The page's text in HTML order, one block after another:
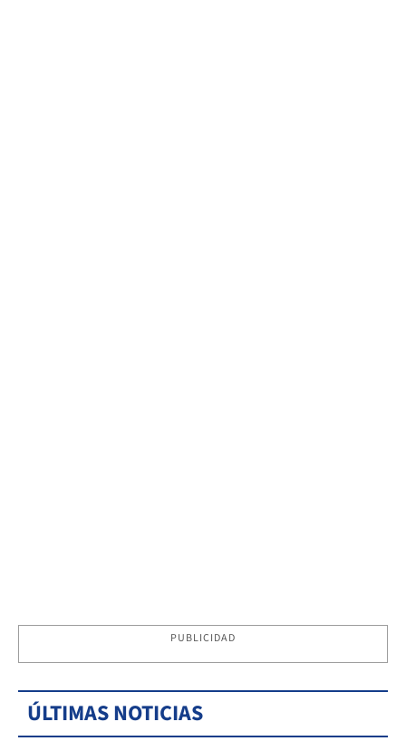
PUBLICIDAD
ÚLTIMAS NOTICIAS